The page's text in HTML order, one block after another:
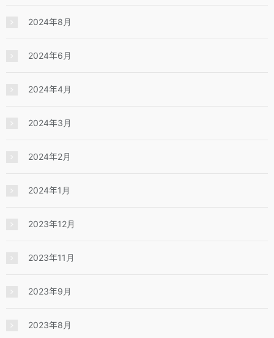
2024年8月
2024年6月
2024年4月
2024年3月
2024年2月
2024年1月
2023年12月
2023年11月
2023年9月
2023年8月